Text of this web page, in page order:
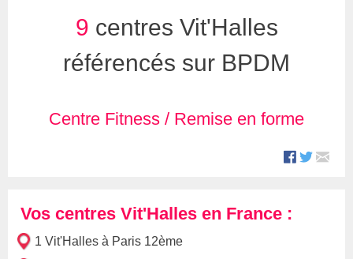
9 centres Vit'Halles
référencés sur BPDM
Centre Fitness / Remise en forme
Vos centres Vit'Halles en France :
1 Vit'Halles à Paris 12ème